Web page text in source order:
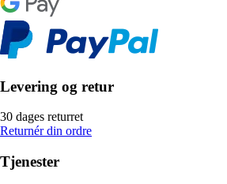
Levering og retur
30 dages returret
Returnér din ordre
Tjenester